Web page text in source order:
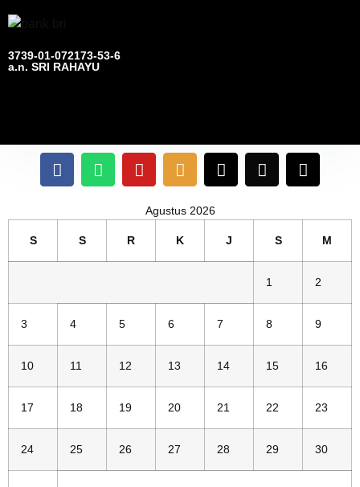
3739-01-072173-53-6
a.n. SRI RAHAYU
Agustus 2026
S S R K J S M
1 2
3 4 5 6 7 8 9
10 11 12 13 14 15 16
17 18 19 20 21 22 23
24 25 26 27 28 29 30